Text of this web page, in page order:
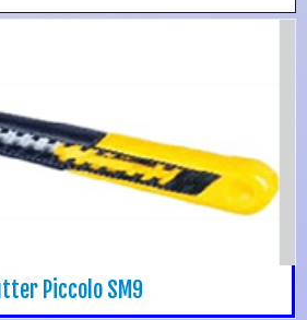
Piccolo SM9